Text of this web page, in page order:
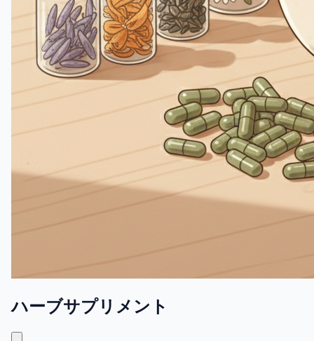
ハーブサプリメント